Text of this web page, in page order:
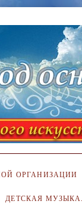
ОРГАНИЗАЦИИ
ДЕТСКАЯ